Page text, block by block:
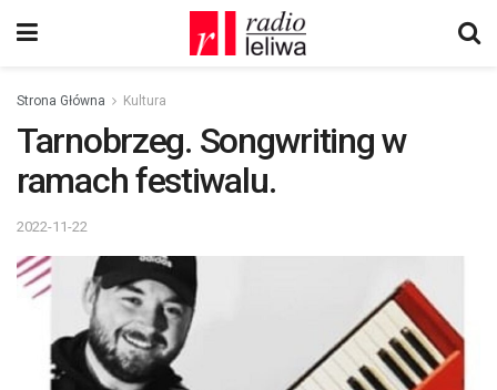
Strona Główna Kultura
Tarnobrzeg. Songwriting w
ramach festiwalu.
2022-11-22